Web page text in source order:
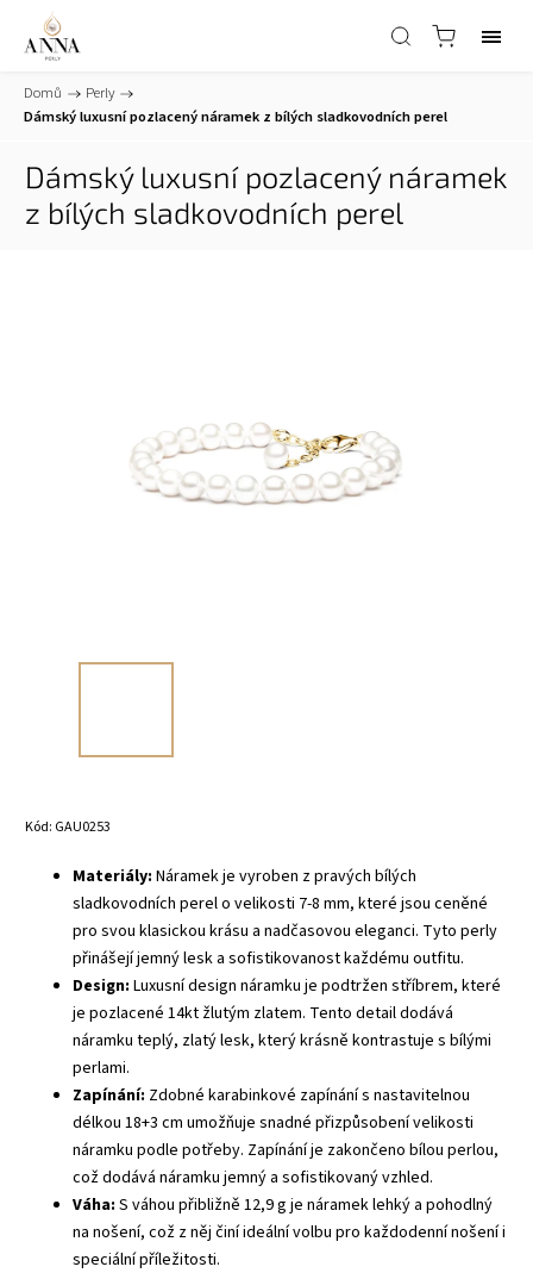
Domů / Perly /
Dámský luxusní pozlacený náramek z bílých sladkovodních perel
Dámský luxusní pozlacený náramek
z bílých sladkovodních perel
Kód: GAU0253
Materiály: Náramek je vyroben z pravých bílých
sladkovodních perel o velikosti 7-8 mm, které jsou ceněné
pro svou klasickou krásu a nadčasovou eleganci. Tyto perly
přinášejí jemný lesk a sofistikovanost každému outfitu.
Design: Luxusní design náramku je podtržen stříbrem, které
je pozlacené 14kt žlutým zlatem. Tento detail dodává
náramku teplý, zlatý lesk, který krásně kontrastuje s bílými
perlami.
Zapínání: Zdobné karabinkové zapínání s nastavitelnou
délkou 18+3 cm umožňuje snadné přizpůsobení velikosti
náramku podle potřeby. Zapínání je zakončeno bílou perlou,
což dodává náramku jemný a sofistikovaný vzhled.
Váha: S váhou přibližně 12,9 g je náramek lehký a pohodlný
na nošení, což z něj činí ideální volbu pro každodenní nošení i
speciální příležitosti.